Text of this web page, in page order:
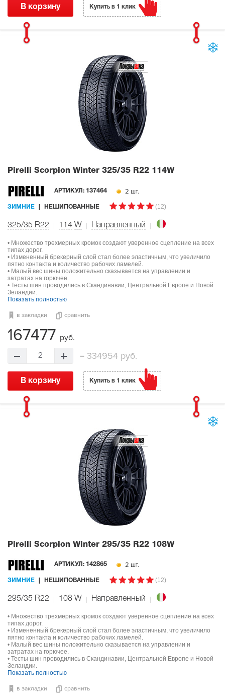
В корзину Купить в 1 клик
Pirelli Scorpion Winter 325/35 R22 114W
АРТИКУЛ: 137464 2 шт.
ЗИМНИЕ НЕШИПОВАННЫЕ (12)
325/35 R22 114 W Направленный
• Множество трехмерных кромок создают уверенное сцепление на всех
типах дорог.
• Измененный брекерный слой стал более эластичным, что увеличило
пятно контакта и количество рабочих ламелей.
• Малый вес шины положительно сказывается на управлении и
затратах на горючее.
• Тесты шин проводились в Скандинавии, Центральной Европе и Новой
Зеландии.
Показать полностью
в закладки сравнить
167477 руб.
2 =334954 руб.
В корзину Купить в 1 клик
Pirelli Scorpion Winter 295/35 R22 108W
АРТИКУЛ: 142865 2 шт.
ЗИМНИЕ НЕШИПОВАННЫЕ (12)
295/35 R22 108 W Направленный
• Множество трехмерных кромок создают уверенное сцепление на всех
типах дорог.
• Измененный брекерный слой стал более эластичным, что увеличило
пятно контакта и количество рабочих ламелей.
• Малый вес шины положительно сказывается на управлении и
затратах на горючее.
• Тесты шин проводились в Скандинавии, Центральной Европе и Новой
Зеландии.
Показать полностью
в закладки сравнить